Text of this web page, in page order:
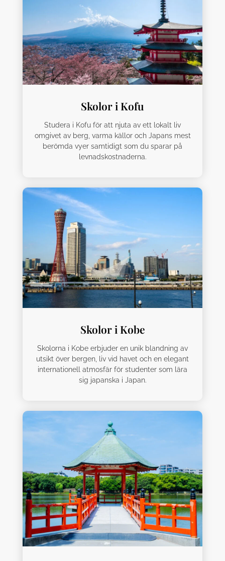
Skolor i Kofu
Studera i Kofu för att njuta av ett lokalt liv
omgivet av berg, varma källor och Japans mest
berömda vyer samtidigt som du sparar på
levnadskostnaderna.
Skolor i Kobe
Skolorna i Kobe erbjuder en unik blandning av
utsikt över bergen, liv vid havet och en elegant
internationell atmosfär för studenter som lära
sig japanska i Japan.